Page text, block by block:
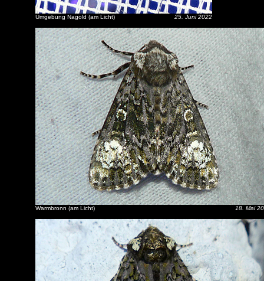
Umgebung Nagold (am Licht) 25. Juni 2022
Warmbronn (am Licht) 18. Mai